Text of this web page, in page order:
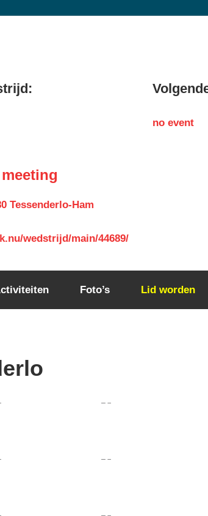
Tessenderlo-Ham
wedstrijd/main/44689/
no event
Foto’s Lid worden